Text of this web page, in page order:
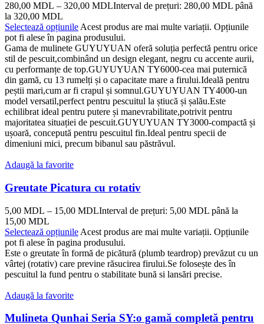
280,00 MDL – 320,00 MDLInterval de prețuri: 280,00 MDL până
la 320,00 MDL
Selectează opțiunile Acest produs are mai multe variații. Opțiunile
pot fi alese în pagina produsului.
Gama de mulinete GUYUYUAN oferă soluția perfectă pentru orice
stil de pescuit,combinând un design elegant, negru cu accente aurii,
cu performanțe de top.GUYUYUAN TY6000-cea mai puternică
din gamă, cu 13 rumelți și o capacitate mare a firului.Ideală pentru
peștii mari,cum ar fi crapul și somnul.GUYUYUAN TY4000-un
model versatil,perfect pentru pescuitul la știucă și șalău.Este
echilibrat ideal pentru putere și manevrabilitate,potrivit pentru
majoritatea situației de pescuit.GUYUYUAN TY3000-compactă și
ușoară, concepută pentru pescuitul fin.Ideal pentru specii de
dimeniuni mici, precum bibanul sau păstrăvul.
Adaugă la favorite
Greutate Picatura cu rotativ
5,00 MDL – 15,00 MDLInterval de prețuri: 5,00 MDL până la
15,00 MDL
Selectează opțiunile Acest produs are mai multe variații. Opțiunile
pot fi alese în pagina produsului.
Este o greutate în formă de picătură (plumb teardrop) prevăzut cu un
vârtej (rotativ) care previne răsucirea firului.Se folosește des în
pescuitul la fund pentru o stabilitate bună si lansări precise.
Adaugă la favorite
Mulineta Qunhai Seria SY:o gamă completă pentru